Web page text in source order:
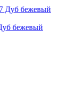
бежевый